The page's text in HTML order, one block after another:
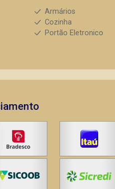
Armários
Cozinha
Portão Eletronico